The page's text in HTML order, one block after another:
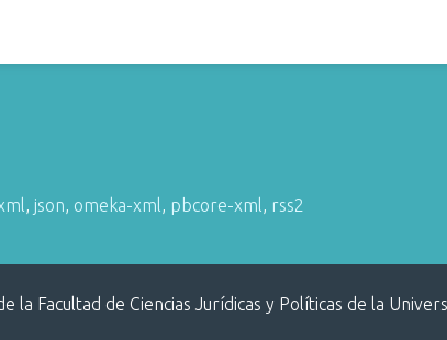
, json, omeka-xml, pbcore-xml, rss2
la Facultad de Ciencias Jurídicas y Políticas de la